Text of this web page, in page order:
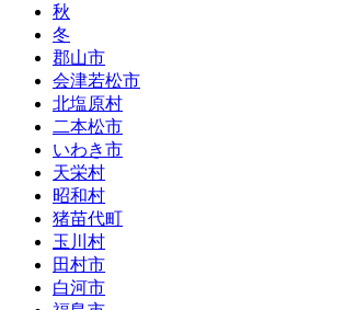
秋
冬
郡山市
会津若松市
北塩原村
二本松市
いわき市
天栄村
昭和村
猪苗代町
玉川村
田村市
白河市